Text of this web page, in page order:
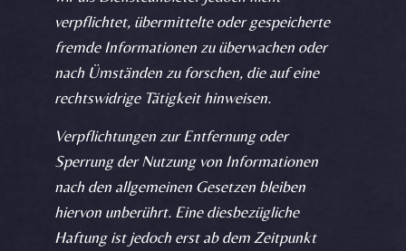
verpflichtet, übermittelte oder gespeicherte
fremde Informationen zu überwachen oder
nach Ümständen zu forschen, die auf eine
rechtswidrige Tätigkeit hinweisen.
Verpflichtungen zur Entfernung oder
Sperrung der Nutzung von Informationen
nach den allgemeinen Gesetzen bleiben
hiervon unberührt. Eine diesbezügliche
Haftung ist jedoch erst ab dem Zeitpunkt